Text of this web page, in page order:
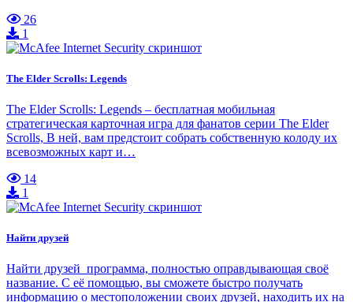
26
1
The Elder Scrolls: Legends
The Elder Scrolls: Legends – бесплатная мобильная
стратегическая карточная игра для фанатов серии The Elder
Scrolls, В ней, вам предстоит собрать собственную колоду их
всевозможных карт и…
14
1
Найти друзей
Найти друзей программа, полностью оправдывающая своё
название. С её помощью, вы сможете быстро получать
информацию о местоположении своих друзей, находить их на